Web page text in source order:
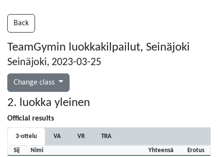
Back
TeamGymin luokkakilpailut, Seinäjoki
Seinäjoki, 2023-03-25
Change class
2. luokka yleinen
Official results
3-ottelu VA VR TRA
Sij Nimi Yhteensä
Erotus